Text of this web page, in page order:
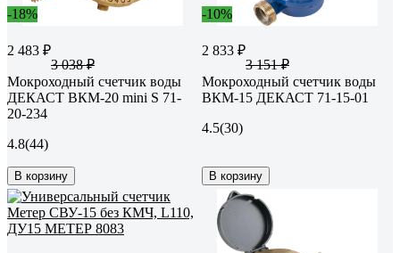
-18%
2 483 ₽
3 038 ₽
Мокроходный счетчик воды
ДЕКАСТ ВКМ-20 mini S 71-
20-234
4.8(44)
В корзину
-10%
2 833 ₽
3 151 ₽
Мокроходный счетчик воды
ВКМ-15 ДЕКАСТ 71-15-01
4.5(30)
В корзину